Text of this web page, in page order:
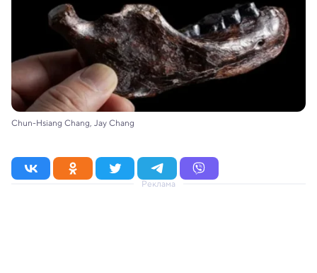
Chun-Hsiang Chang, Jay Chang
Реклама